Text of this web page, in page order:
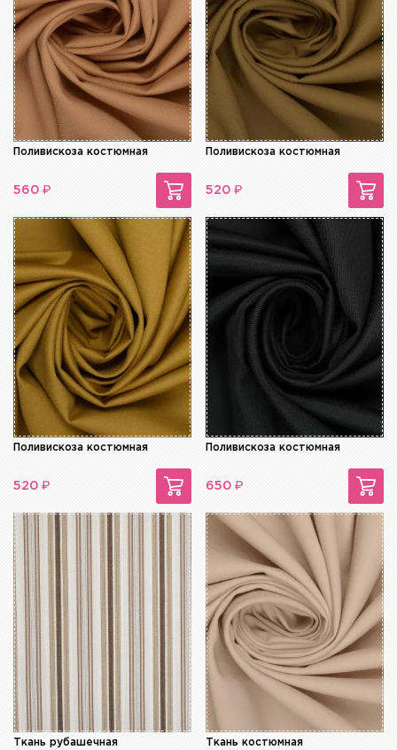
Поливискоза костюмная
560 ₽
Поливискоза костюмная
520 ₽
Поливискоза костюмная
520 ₽
Поливискоза костюмная
650 ₽
Ткань рубашечная Ткань костюмная